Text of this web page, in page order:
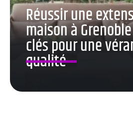
Réussir une
maison à
clés pour une
qualité